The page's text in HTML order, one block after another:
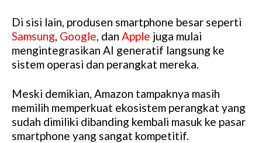
Di sisi lain, produsen smartphone besar seperti
Samsung, Google, dan Apple juga mulai
mengintegrasikan AI generatif langsung ke
sistem operasi dan perangkat mereka.
Meski demikian, Amazon tampaknya masih
memilih memperkuat ekosistem perangkat yang
sudah dimiliki dibanding kembali masuk ke pasar
smartphone yang sangat kompetitif.